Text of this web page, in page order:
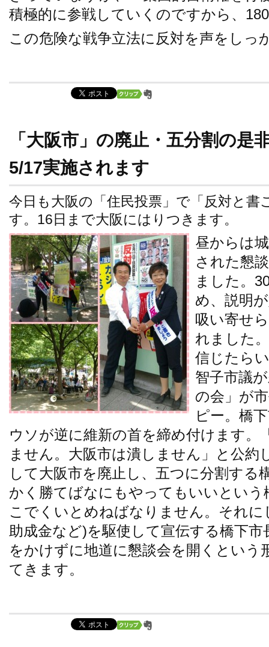
積極的に参戦していくのですから、
この危険な戦争立法に反対を声をしっ
「大阪市」の廃止・五分割の是
5/17実施されます
今日も大阪の「住民投票」で「反対と書
す。16日まで大阪にはりつきます。
昼からは
された懇
ました。
め、説明
吸い寄せ
れました
信じたら
智子市議
の会」が
ピー。橋
ウソが逆に維新の首を締め付けます。
ません。大阪市は潰しません」と公約
して大阪市を廃止し、五つに分割する
かく勝てばなにもやってもいいとい
こでくいとめねばなりません。それに
助成金など)を駆使して宣伝する橋下
をかけずに地道に懇談会を開くという
てきます。